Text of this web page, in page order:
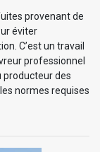
provenant de
éviter
C’est un travail
professionnel
producteur des
normes requises